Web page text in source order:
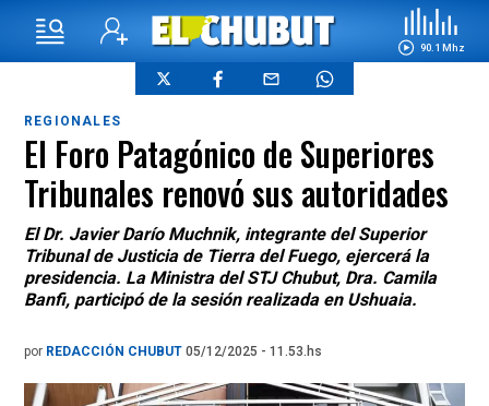
90.1 Mhz
REGIONALES
El Foro Patagónico de Superiores
Tribunales renovó sus autoridades
El Dr. Javier Darío Muchnik, integrante del Superior
Tribunal de Justicia de Tierra del Fuego, ejercerá la
presidencia. La Ministra del STJ Chubut, Dra. Camila
Banfi, participó de la sesión realizada en Ushuaia.
por REDACCIÓN CHUBUT 05/12/2025 - 11.53.hs